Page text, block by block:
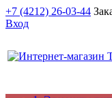
+7 (4212) 26-03-44
Вход